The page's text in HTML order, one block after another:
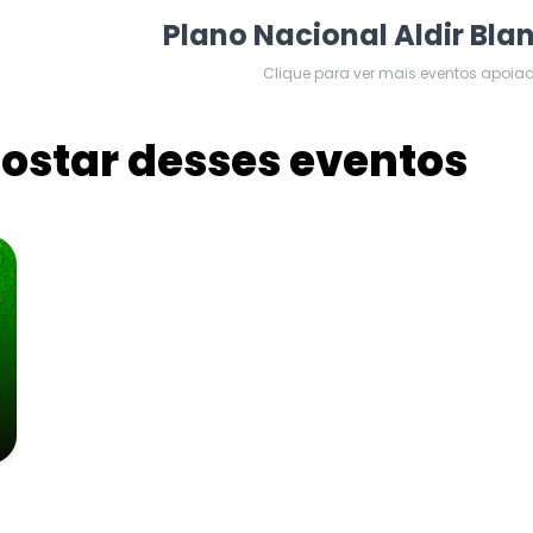
Plano Nacional Aldir
Clique para ver mais eventos
desses eventos